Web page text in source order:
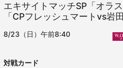
エキサイトマッチSP「オラ
「CPフレッシュマートvs岩
8/23（日）午前8:40
対戦カード